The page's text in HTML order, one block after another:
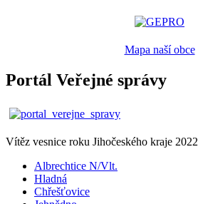
Mapa naší obce
Portál Veřejné správy
Vítěz vesnice roku Jihočeského kraje 2022
Albrechtice N/Vlt.
Hladná
Chřešťovice